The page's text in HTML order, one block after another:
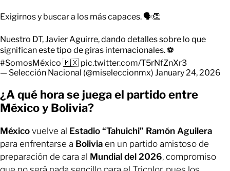
Exigirnos y buscar a los más capaces. 🗣️👏
Nuestro DT, Javier Aguirre, dando detalles sobre lo que
significan este tipo de giras internacionales. ⚽
#SomosMéxico 🇲🇽 pic.twitter.com/T5rNfZnXr3
— Selección Nacional (@miseleccionmx) January 24, 2026
¿A qué hora se juega el partido entre
México y Bolivia?
México vuelve al Estadio “Tahuichi” Ramón Aguilera
para enfrentarse a Bolivia en un partido amistoso de
preparación de cara al Mundial del 2026, compromiso